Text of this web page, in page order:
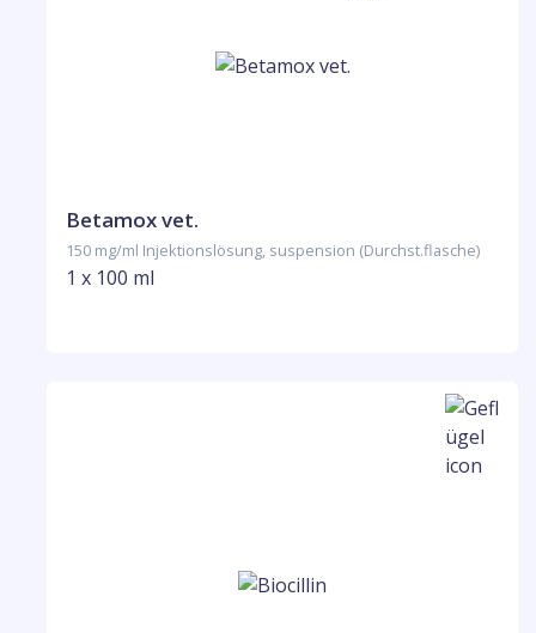
Betamox vet.
150 mg/ml Injektionslösung, suspension (Durchst.flasche)
1 x 100 ml